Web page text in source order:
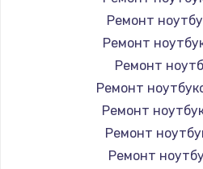
Ремонт
Ремонт
Ремонт
Ремонт
Ремонт
Ремонт
Ремонт